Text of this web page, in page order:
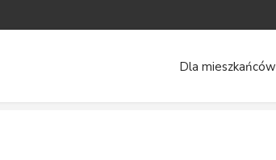
Dla mieszkańców